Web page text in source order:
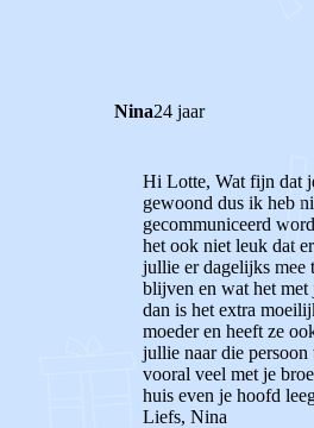
Nina24 jaar
Hi Lotte, Wat fijn dat
gewoond dus ik heb
gecommuniceerd
het ook niet leuk dat
jullie er dagelijks mee
blijven en wat het
dan is het extra
moeder en heeft ze
jullie naar die
vooral veel met je
huis even je hoofd
Liefs, Nina